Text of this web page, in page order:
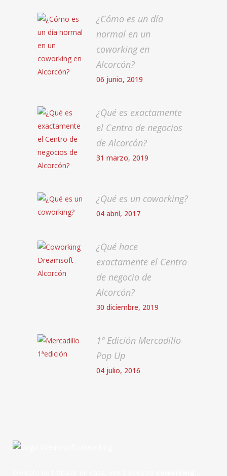
¿Cómo es un día
normal en un
coworking en
Alcorcón?
06 junio, 2019
¿Qué es exactamente
el Centro de negocios
de Alcorcón?
31 marzo, 2019
¿Qué es un coworking?
04 abril, 2017
¿Qué hace
exactamente el Centro
de negocio de
Alcorcón?
30 diciembre, 2019
1ª Edición Mercadillo
Pop Up
04 julio, 2016